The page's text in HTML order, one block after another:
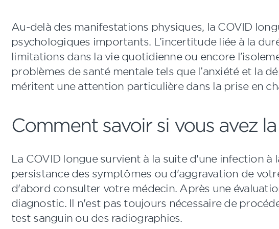
Au-delà des manifestations physiques, la COVID
psychologiques importants. L’incertitude liée à la
limitations dans la vie quotidienne ou encore
problèmes de santé mentale tels que l’anxiété et la
méritent une attention particulière dans la prise en
Comment savoir si vous avez
La COVID longue survient à la suite d'une infection à
persistance des symptômes ou d'aggravation de
d'abord consulter votre médecin. Après une
diagnostic. Il n'est pas toujours nécessaire de
test sanguin ou des radiographies.